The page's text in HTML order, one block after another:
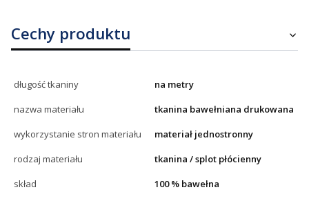
Cechy produktu
długość tkaniny
na metry
nazwa materiału
tkanina bawełniana drukowana
wykorzystanie stron materiału
materiał jednostronny
rodzaj materiału
tkanina / splot płócienny
skład
100 % bawełna